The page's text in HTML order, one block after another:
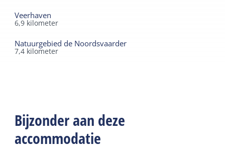
Veerhaven
6,9 kilometer
Natuurgebied de Noordsvaarder
7,4 kilometer
Bijzonder aan deze
accommodatie